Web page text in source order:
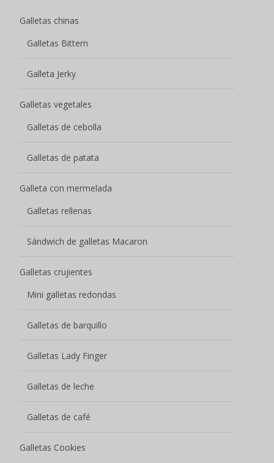
Galletas chinas
Galletas Bittern
Galleta Jerky
Galletas vegetales
Galletas de cebolla
Galletas de patata
Galleta con mermelada
Galletas rellenas
Sándwich de galletas Macaron
Galletas crujientes
Mini galletas redondas
Galletas de barquillo
Galletas Lady Finger
Galletas de leche
Galletas de café
Galletas Cookies